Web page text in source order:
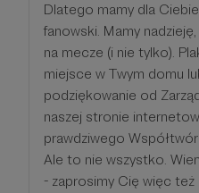
Dlatego mamy dla
fanowski. Mamy
na mecze (i nie tylko).
miejsce w Twym domu
podziękowanie od
naszej stronie
prawdziwego
Ale to nie wszystko.
- zaprosimy Cię więc